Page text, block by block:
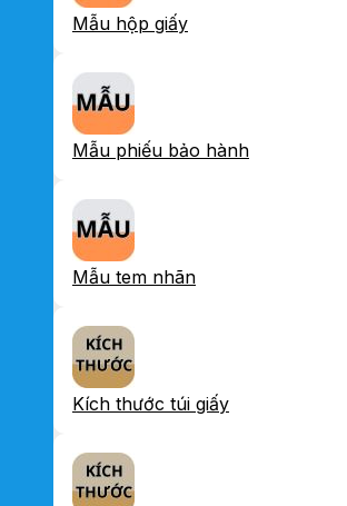
Mẫu hộp giấy
Mẫu phiếu bảo hành
Mẫu tem nhãn
Kích thước túi giấy